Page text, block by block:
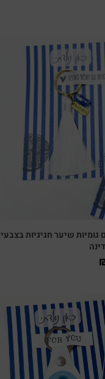
צפייה מהירה
שיער חגיגיות בצבעי
צפייה מהירה